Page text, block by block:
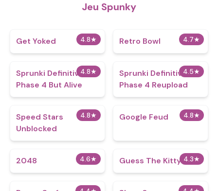
Jeu Spunky
4.8★
Get Yoked 4.7★
Retro Bowl
4.8★
Sprunki Definitive
Phase 4 But Alive
4.5★
Sprunki Definitive
Phase 4 Reupload
4.8★
Speed Stars
Unblocked
4.8★
Google Feud
4.6★
2048 4.3★
Guess The Kitty